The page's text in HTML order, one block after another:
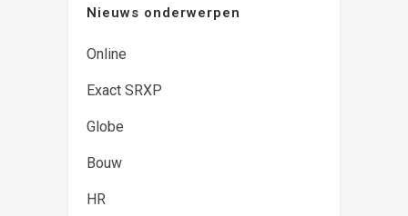
Nieuws onderwerpen
Online
Exact SRXP
Globe
Bouw
HR